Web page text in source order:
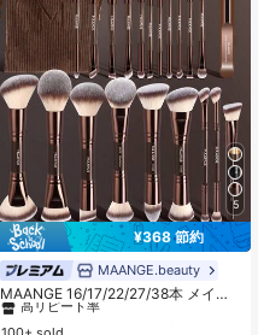
5
¥368 節約
MAANGE.beauty
MAANGE 16/17/22/27/38本 メイク
ブラシセット、ファンデーションブ
ラシ、パウダーブラシ、ハイライタ
#7 ベストセラー
コーヒーブラウン ブラシセット
高リピート率
#7 ベストセラー
#7 ベストセラー